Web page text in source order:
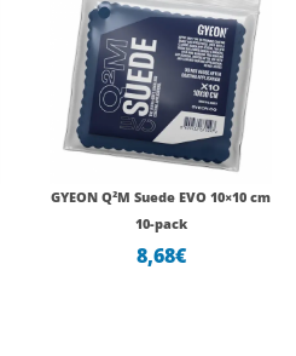
GYEON Q²M Suede EVO 10×10 cm
10-pack
8,68€